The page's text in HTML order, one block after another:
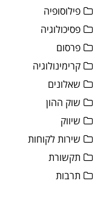
פילוסופיה
פסיכולוגיה
פרסום
קרימינולוגיה
שאלונים
שוק ההון
שיווק
שירות לקוחות
תקשורת
תרבות